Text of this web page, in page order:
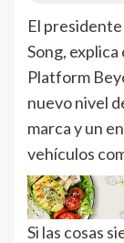
El
Song,
Platform
nuevo nivel
marca y un
vehículos
Si las cosas